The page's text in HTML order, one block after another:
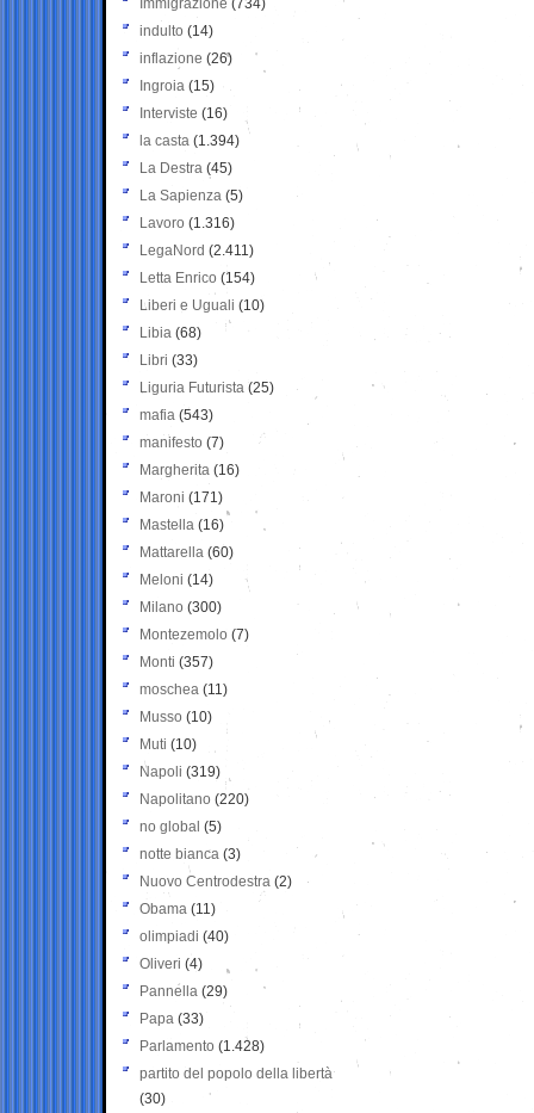
Immigrazione (734)
indulto (14)
inflazione (26)
Ingroia (15)
Interviste (16)
la casta (1.394)
La Destra (45)
La Sapienza (5)
Lavoro (1.316)
LegaNord (2.411)
Letta Enrico (154)
Liberi e Uguali (10)
Libia (68)
Libri (33)
Liguria Futurista (25)
mafia (543)
manifesto (7)
Margherita (16)
Maroni (171)
Mastella (16)
Mattarella (60)
Meloni (14)
Milano (300)
Montezemolo (7)
Monti (357)
moschea (11)
Musso (10)
Muti (10)
Napoli (319)
Napolitano (220)
no global (5)
notte bianca (3)
Nuovo Centrodestra (2)
Obama (11)
olimpiadi (40)
Oliveri (4)
Pannella (29)
Papa (33)
Parlamento (1.428)
partito del popolo della libertà
(30)